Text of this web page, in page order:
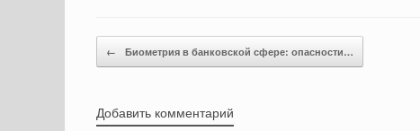
Post navigation
← Биометрия в банковской сфере: опасности…
Добавить комментарий